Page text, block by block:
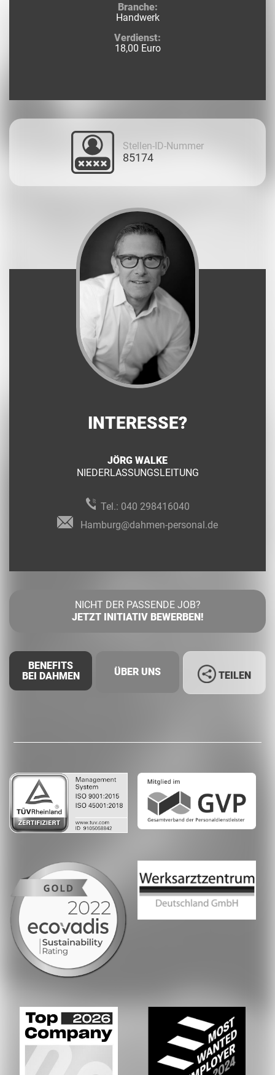
Branche:
Handwerk
Verdienst:
18,00 Euro
Stellen-ID-Nummer
85174
INTERESSE?
JÖRG WALKE
NIEDERLASSUNGSLEITUNG
Tel.: 040 298416040
Hamburg@dahmen-personal.de
NICHT DER PASSENDE JOB?
JETZT INITIATIV BEWERBEN!
BENEFITS
BEI DAHMEN
ÜBER UNS TEILEN